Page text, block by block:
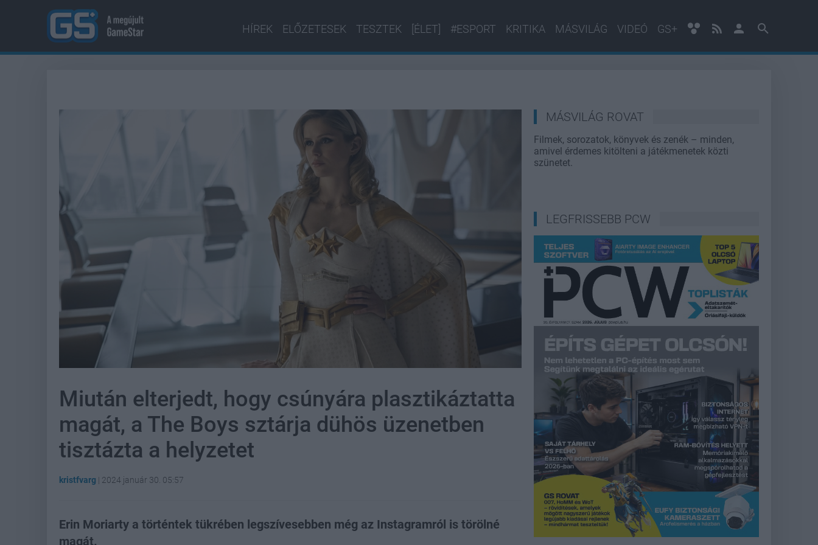
HÍREK ELŐZETESEK TESZTEK [ÉLET] #ESPORT KRITIKA MÁSVILÁG VIDEÓ GS+
Miután elterjedt, hogy csúnyára plasztikáztatta
magát, a The Boys sztárja dühös üzenetben
tisztázta a helyzetet
kristfvarg | 2024 január 30. 05:57
Erin Moriarty a történtek tükrében legszívesebben még az Instagramról is törölné
magát.
MÁSVILÁG ROVAT
Filmek, sorozatok, könyvek és zenék – minden,
amivel érdemes kitölteni a játékmenetek közti
szünetet.
LEGFRISSEBB PCW